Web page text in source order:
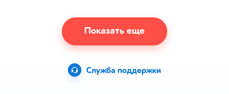
Показать еще
Служба поддержки